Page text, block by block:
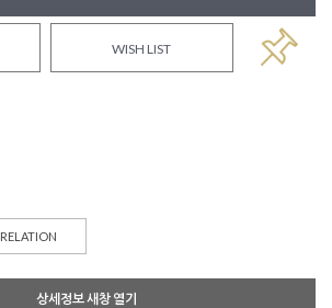
WISH LIST
RELATION
상세정보 새창 열기